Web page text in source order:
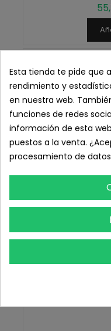
Esta tienda te pide que
rendimiento y
en nuestra web.
funciones de redes
información de esta
puestos a la venta.
procesamiento de